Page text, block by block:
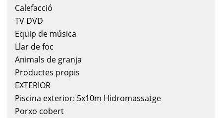
Calefacció
TV DVD
Equip de música
Llar de foc
Animals de granja
Productes propis
EXTERIOR
Piscina exterior: 5x10m Hidromassatge
Porxo cobert